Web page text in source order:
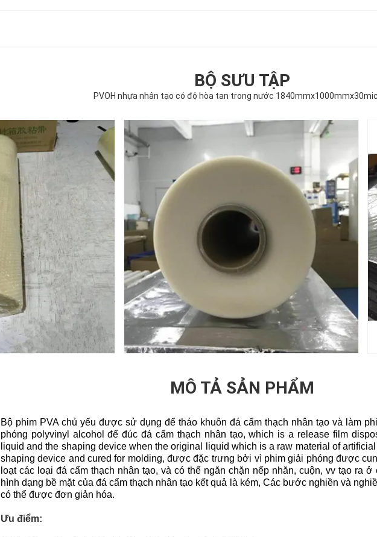
BỘ SƯU TẬP
PVOH nhựa nhân tạo có độ hòa tan trong nước
MÔ TẢ SẢN PHẨM
Bộ phim PVA chủ yếu được sử dụng để tháo khuôn đá cẩm thạch nhân tạo và làm
phóng polyvinyl alcohol để đúc đá cẩm thạch nhân tạo, which is a release film
liquid and the shaping device when the original liquid which is a raw material of
shaping device and cured for molding, được đặc trưng bởi vì phim giải phóng được
loạt các loại đá cẩm thạch nhân tạo, và có thể ngăn chặn nếp nhăn, cuộn, vv tạo ra
hình dạng bề mặt của đá cẩm thạch nhân tạo kết quả là kém, Các bước nghiền và
có thể được đơn giản hóa.
Ưu điểm: